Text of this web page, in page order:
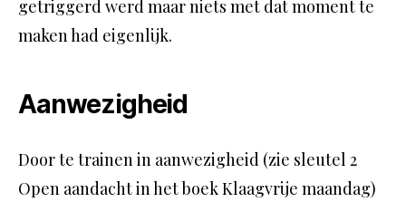
getriggerd werd maar niets met dat moment te
maken had eigenlijk.
Aanwezigheid
Door te trainen in aanwezigheid (zie sleutel 2
Open aandacht in het boek Klaagvrije maandag)